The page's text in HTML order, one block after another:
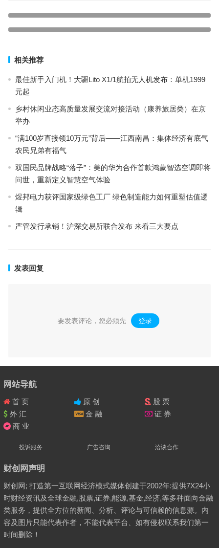
相关推荐
最佳新手入门机！大疆Lito X1/1航拍无人机发布：单机1999
元起
乡村休闲业态高质量发展交流对接活动（康养旅居类）在京
举办
“满100岁直接领10万元”背后——江西南昌：集体经济有底气
农民兄弟有福气
双国民品牌战略“落子”：美的华为合作首款鸿蒙智选空调即将
问世，重新定义智慧空气体验
煜邦电力获评国家级绿色工厂 绿色制造能力如何重塑估值逻
辑
严管发行承销！沪深交易所联合发布 来看三大要点
发表回复
要发表评论，您必须先 登录 。
网站导航
首 页 原 创
股 票
外 汇
金 融
证 券
商 业
投诉服务 广告咨询 洽谈合作
财创网声明
财创网; 打造第一互联网经济模式媒体创建于2002年:提供7X24小
时财经资讯及全球金融,股票,证券,能源,基金,经济,等多种面向金融
类服务，提供全方位的新闻、分析、评论与可信赖的信息源。内
容及图片只能代表作者，不能代表平台、如有侵权联系我们第一
时间删除！